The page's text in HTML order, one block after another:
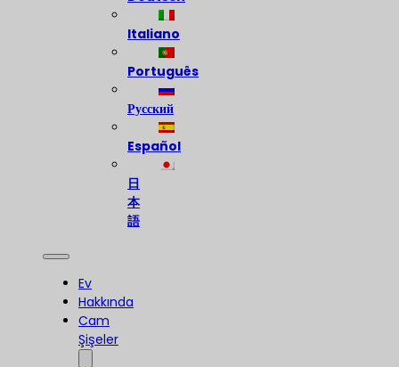
Italiano
Português
Русский
Español
日
本
語
Ev
Hakkında
Cam
Şişeler